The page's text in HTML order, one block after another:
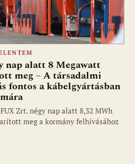
nap alatt 8 Megawatt
meg – A társadalmi
fontos a kábelgyártásban
Zrt. négy nap alatt 8,32 MWh
meg a kormány felhívásához